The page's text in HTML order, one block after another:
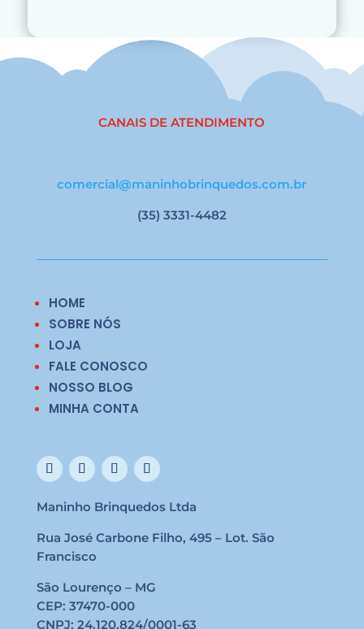
CANAIS DE ATENDIMENTO
comercial@maninhobrinquedos.com.br
(35) 3331-4482
HOME
SOBRE NÓS
LOJA
FALE CONOSCO
NOSSO BLOG
MINHA CONTA
Maninho Brinquedos Ltda
Rua José Carbone Filho, 495 – Lot. São
Francisco
São Lourenço – MG
CEP: 37470-000
CNPJ: 24.120.824/0001-63